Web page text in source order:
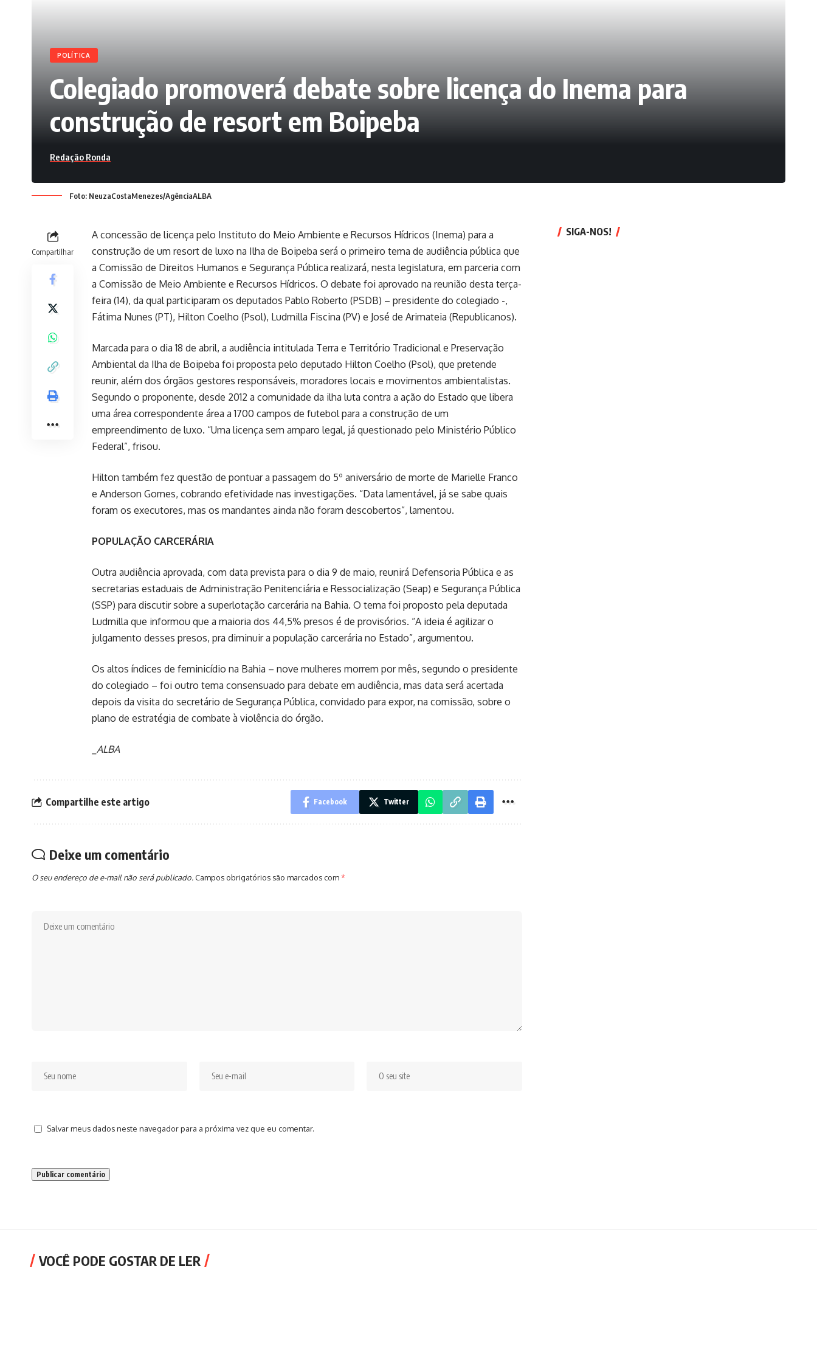
POLÍTICA
Colegiado promoverá debate sobre licença do Inema para
construção de resort em Boipeba
Redação Ronda
Foto: NeuzaCostaMenezes/AgênciaALBA
Compartilhar
A concessão de licença pelo Instituto do Meio Ambiente e Recursos Hídricos (Inema) para a
construção de um resort de luxo na Ilha de Boipeba será o primeiro tema de audiência pública que
a Comissão de Direitos Humanos e Segurança Pública realizará, nesta legislatura, em parceria com
a Comissão de Meio Ambiente e Recursos Hídricos. O debate foi aprovado na reunião desta terça-
feira (14), da qual participaram os deputados Pablo Roberto (PSDB) – presidente do colegiado -,
Fátima Nunes (PT), Hilton Coelho (Psol), Ludmilla Fiscina (PV) e José de Arimateia (Republicanos).
Marcada para o dia 18 de abril, a audiência intitulada Terra e Território Tradicional e Preservação
Ambiental da Ilha de Boipeba foi proposta pelo deputado Hilton Coelho (Psol), que pretende
reunir, além dos órgãos gestores responsáveis, moradores locais e movimentos ambientalistas.
Segundo o proponente, desde 2012 a comunidade da ilha luta contra a ação do Estado que libera
uma área correspondente área a 1700 campos de futebol para a construção de um
empreendimento de luxo. “Uma licença sem amparo legal, já questionado pelo Ministério Público
Federal”, frisou.
Hilton também fez questão de pontuar a passagem do 5º aniversário de morte de Marielle Franco
e Anderson Gomes, cobrando efetividade nas investigações. “Data lamentável, já se sabe quais
foram os executores, mas os mandantes ainda não foram descobertos”, lamentou.
POPULAÇÃO CARCERÁRIA
Outra audiência aprovada, com data prevista para o dia 9 de maio, reunirá Defensoria Pública e as
secretarias estaduais de Administração Penitenciária e Ressocialização (Seap) e Segurança Pública
(SSP) para discutir sobre a superlotação carcerária na Bahia. O tema foi proposto pela deputada
Ludmilla que informou que a maioria dos 44,5% presos é de provisórios. “A ideia é agilizar o
julgamento desses presos, pra diminuir a população carcerária no Estado”, argumentou.
Os altos índices de feminicídio na Bahia – nove mulheres morrem por mês, segundo o presidente
do colegiado – foi outro tema consensuado para debate em audiência, mas data será acertada
depois da visita do secretário de Segurança Pública, convidado para expor, na comissão, sobre o
plano de estratégia de combate à violência do órgão.
_ALBA
Compartilhe este artigo Facebook Twitter
Deixe um comentário
O seu endereço de e-mail não será publicado. Campos obrigatórios são marcados com*
Salvar meus dados neste navegador para a próxima vez que eu comentar.
SIGA-NOS!
VOCÊ PODE GOSTAR DE LER